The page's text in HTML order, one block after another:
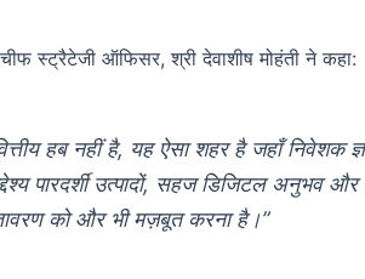
स्ट्रैटेजी ऑफिसर, श्री देवाशीष मोहंती ने कहा:
हब नहीं है, यह ऐसा शहर है जहाँ निवेशक
पारदर्शी उत्पादों, सहज डिजिटल अनुभव
को और भी मज़बूत करना है।”